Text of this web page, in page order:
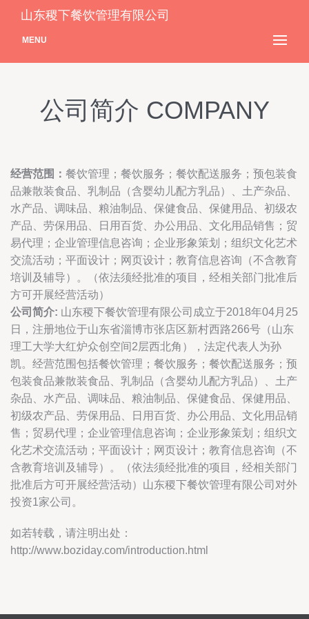
山东稷下餐饮管理有限公司
MENU
公司简介 COMPANY
经营范围： 餐饮管理；餐饮服务；餐饮配送服务；预包装食
品兼散装食品、乳制品（含婴幼儿配方乳品）、土产杂品、
水产品、调味品、粮油制品、保健食品、保健用品、初级农
产品、劳保用品、日用百货、办公用品、文化用品销售；贸
易代理；企业管理信息咨询；企业形象策划；组织文化艺术
交流活动；平面设计；网页设计；教育信息咨询（不含教育
培训及辅导）。（依法须经批准的项目，经相关部门批准后
方可开展经营活动）
公司简介: 山东稷下餐饮管理有限公司成立于2018年04月25
日，注册地位于山东省淄博市张店区新村西路266号（山东
理工大学大红炉众创空间2层西北角），法定代表人为孙
凯。经营范围包括餐饮管理；餐饮服务；餐饮配送服务；预
包装食品兼散装食品、乳制品（含婴幼儿配方乳品）、土产
杂品、水产品、调味品、粮油制品、保健食品、保健用品、
初级农产品、劳保用品、日用百货、办公用品、文化用品销
售；贸易代理；企业管理信息咨询；企业形象策划；组织文
化艺术交流活动；平面设计；网页设计；教育信息咨询（不
含教育培训及辅导）。（依法须经批准的项目，经相关部门
批准后方可开展经营活动）山东稷下餐饮管理有限公司对外
投资1家公司。
如若转载，请注明出处：
http://www.boziday.com/introduction.html